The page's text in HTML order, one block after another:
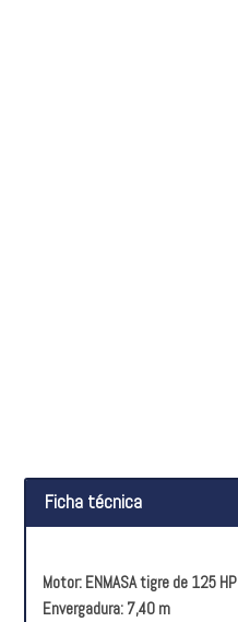
Ficha técnica
Motor: ENMASA tigre de 125 HP
Envergadura: 7,40 m